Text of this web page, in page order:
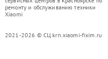
ремонту и обслуживанию техники
Xiaomi
2021-2026 © СЦ krn.xiaomi-fixim.ru